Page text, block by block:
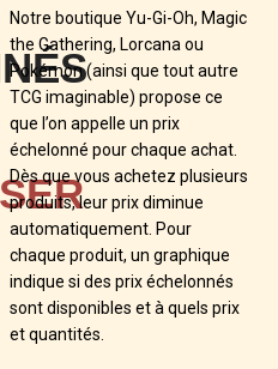
Notre boutique Yu-Gi-Oh, Magic
the Gathering, Lorcana ou
Pokémon (ainsi que tout autre
TCG imaginable) propose ce
que l’on appelle un prix
échelonné pour chaque achat.
Dès que vous achetez plusieurs
produits, leur prix diminue
automatiquement. Pour
chaque produit, un graphique
indique si des prix échelonnés
sont disponibles et à quels prix
et quantités.